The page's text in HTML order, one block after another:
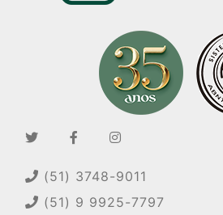
(51) 3748-9011
(51) 9 9925-7797